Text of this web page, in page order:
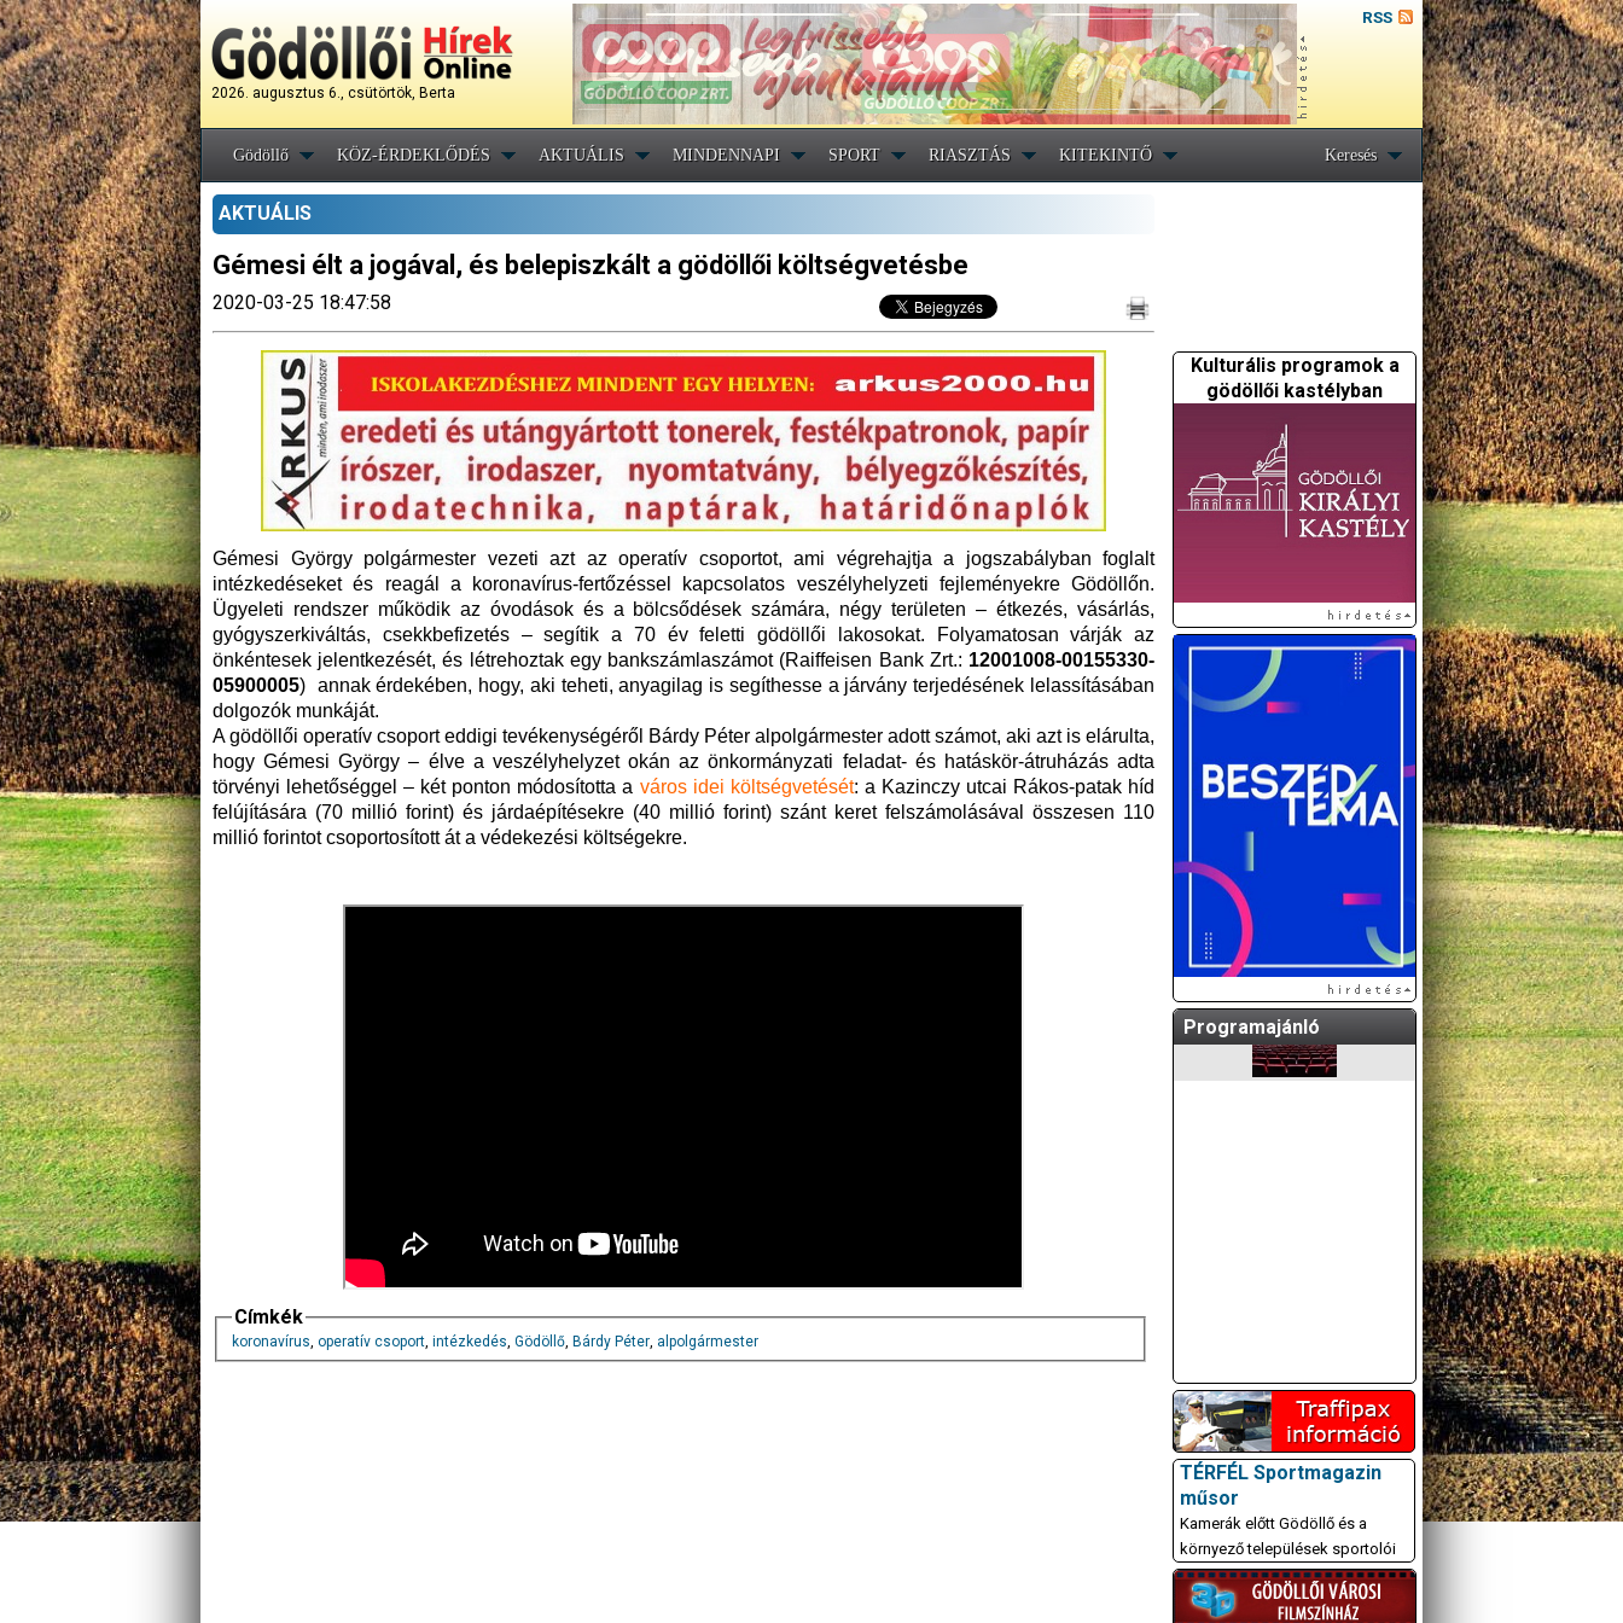
2026. augusztus 6., csütörtök, Berta
RSS
Gödöllő KÖZ-ÉRDEKLŐDÉS AKTUÁLIS MINDENNAPI SPORT RIASZTÁS KITEKINTŐ Keresés
AKTUÁLIS
Gémesi élt a jogával, és belepiszkált a gödöllői költségvetésbe
2020-03-25 18:47:58
Gémesi György polgármester vezeti azt az operatív csoportot, ami végrehajtja a jogszabályban foglalt
intézkedéseket és reagál a koronavírus-fertőzéssel kapcsolatos veszélyhelyzeti fejleményekre Gödöllőn.
Ügyeleti rendszer működik az óvodások és a bölcsődések számára, négy területen – étkezés, vásárlás,
gyógyszerkiváltás, csekkbefizetés – segítik a 70 év feletti gödöllői lakosokat. Folyamatosan várják az
önkéntesek jelentkezését, és létrehoztak egy bankszámlaszámot (Raiffeisen Bank Zrt.: 12001008-00155330-
05900005) annak érdekében, hogy, aki teheti, anyagilag is segíthesse a járvány terjedésének lelassításában
dolgozók munkáját.
A gödöllői operatív csoport eddigi tevékenységéről Bárdy Péter alpolgármester adott számot, aki azt is elárulta,
hogy Gémesi György – élve a veszélyhelyzet okán az önkormányzati feladat- és hatáskör-átruházás adta
törvényi lehetőséggel – két ponton módosította a város idei költségvetését: a Kazinczy utcai Rákos-patak híd
felújítására (70 millió forint) és járdaépítésekre (40 millió forint) szánt keret felszámolásával összesen 110
millió forintot csoportosított át a védekezési költségekre.
Címkék
koronavírus, operatív csoport, intézkedés, Gödöllő, Bárdy Péter, alpolgármester
Kulturális programok a
gödöllői kastélyban
Programajánló
A GÖDÖLLŐI ÉS
KULTURÁLIS- ÉS
SPORTPROGRAMOKAT
KÖZÖSSÉGI
OLDALUNKON TESSZÜK
KÖZZÉ!
TÉRFÉL Sportmagazin
műsor
Kamerák előtt Gödöllő és a
környező települések sportolói